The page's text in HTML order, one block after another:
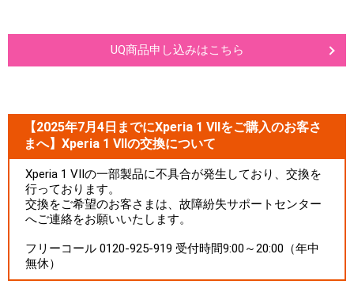
UQ商品申し込みはこちら
【2025年7月4日までにXperia 1 VIIをご購入のお客さ
まへ】Xperia 1 VIIの交換について
Xperia 1 VIIの一部製品に不具合が発生しており、交換を
行っております。
交換をご希望のお客さまは、故障紛失サポートセンター
へご連絡をお願いいたします。
フリーコール 0120-925-919 受付時間9:00～20:00（年中
無休）